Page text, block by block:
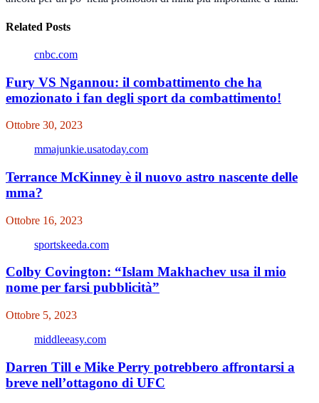
Related Posts
cnbc.com
Fury VS Ngannou: il combattimento che ha
emozionato i fan degli sport da combattimento!
Ottobre 30, 2023
mmajunkie.usatoday.com
Terrance McKinney è il nuovo astro nascente delle
mma?
Ottobre 16, 2023
sportskeeda.com
Colby Covington: “Islam Makhachev usa il mio
nome per farsi pubblicità”
Ottobre 5, 2023
middleeasy.com
Darren Till e Mike Perry potrebbero affrontarsi a
breve nell’ottagono di UFC